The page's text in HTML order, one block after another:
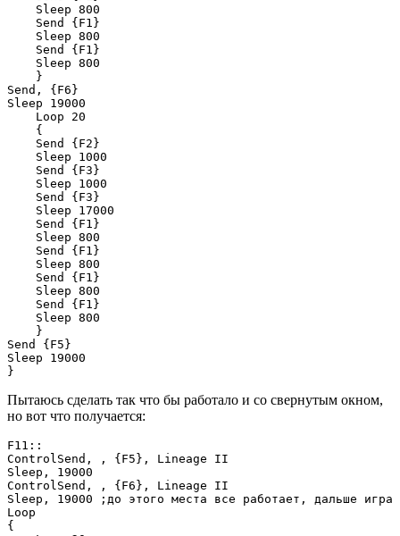
    Sleep 800
    Send {F1}
    Sleep 800
    Send {F1}
    Sleep 800
    }
Send, {F6}
Sleep 19000
    Loop 20
    {
    Send {F2}
    Sleep 1000
    Send {F3}
    Sleep 1000
    Send {F3}
    Sleep 17000
    Send {F1}
    Sleep 800
    Send {F1}
    Sleep 800
    Send {F1}
    Sleep 800
    Send {F1}
    Sleep 800
    }
Send {F5}
Sleep 19000
}
Пытаюсь сделать так что бы работало и со свернутым окном,
но вот что получается:
F11::
ControlSend, , {F5}, Lineage II
Sleep, 19000
ControlSend, , {F6}, Lineage II
Sleep, 19000 ;до этого места все работает, дальше игра
Loop
{